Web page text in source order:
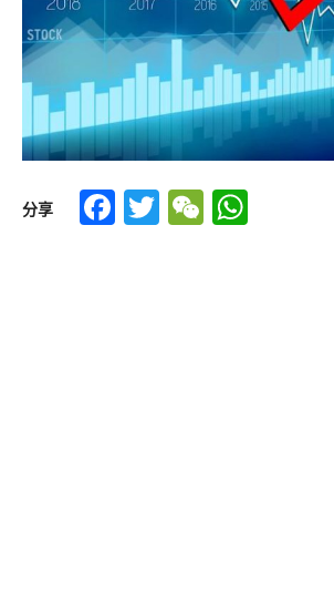
分享 Facebook
TwitterWeChat